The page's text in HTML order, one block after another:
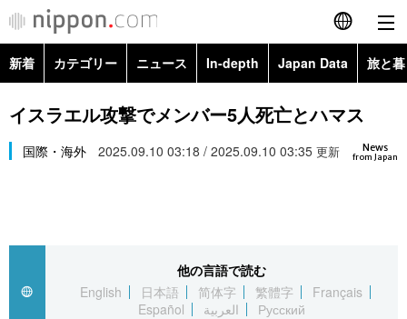
English
简体字
繁體字
العربية
新着 カテゴリー ニュース In-depth Japan Data 旅と
政治・外交
経済・ビジネス
社会
文化
Topics
Images
お知らせ
イスラエル攻撃でメンバー5人死亡とハマス
News
from Japan
国際・海外 2025.09.10 03:18 / 2025.09.10 03:35 更新
他の言語で読む
English
日本語 简体字 繁體字
Français
Español
العربية Русский